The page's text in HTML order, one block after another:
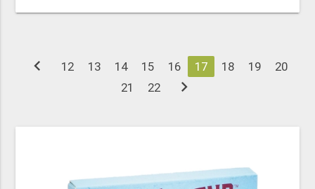
chevron_left 12 13 14 15 16 17 18 19
20
21
22 chevron_right